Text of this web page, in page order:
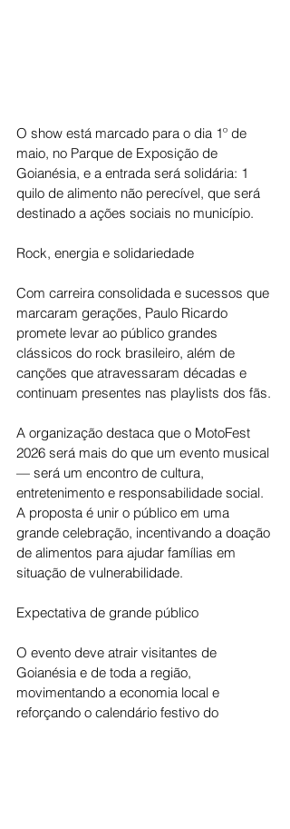
O show está marcado para o dia 1º de
maio, no Parque de Exposição de
Goianésia, e a entrada será solidária: 1
quilo de alimento não perecível, que será
destinado a ações sociais no município.
Rock, energia e solidariedade
Com carreira consolidada e sucessos que
marcaram gerações, Paulo Ricardo
promete levar ao público grandes
clássicos do rock brasileiro, além de
canções que atravessaram décadas e
continuam presentes nas playlists dos fãs.
A organização destaca que o MotoFest
2026 será mais do que um evento musical
— será um encontro de cultura,
entretenimento e responsabilidade social.
A proposta é unir o público em uma
grande celebração, incentivando a doação
de alimentos para ajudar famílias em
situação de vulnerabilidade.
Expectativa de grande público
O evento deve atrair visitantes de
Goianésia e de toda a região,
movimentando a economia local e
reforçando o calendário festivo do